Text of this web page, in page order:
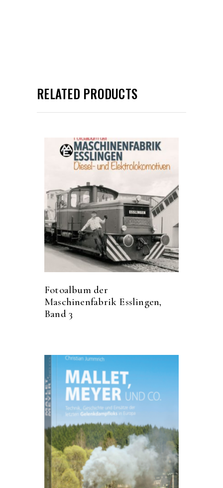
RELATED PRODUCTS
Fotoalbum der
Maschinenfabrik Esslingen,
Band 3